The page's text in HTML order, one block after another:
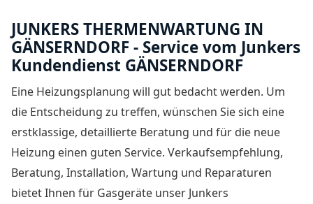
JUNKERS THERMENWARTUNG IN
GÄNSERNDORF - Service vom Junkers
Kundendienst GÄNSERNDORF
Eine Heizungsplanung will gut bedacht werden. Um
die Entscheidung zu treffen, wünschen Sie sich eine
erstklassige, detaillierte Beratung und für die neue
Heizung einen guten Service. Verkaufsempfehlung,
Beratung, Installation, Wartung und Reparaturen
bietet Ihnen für Gasgeräte unser Junkers